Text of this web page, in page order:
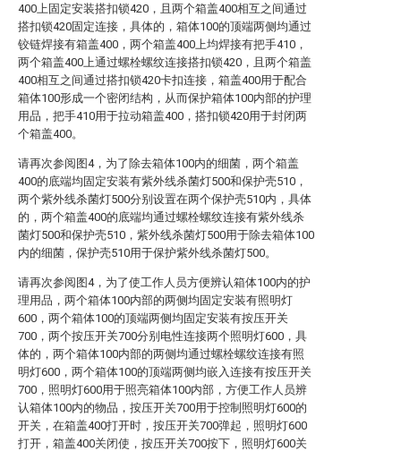
400上固定安装搭扣锁420，且两个箱盖400相互之间通过
搭扣锁420固定连接，具体的，箱体100的顶端两侧均通过
铰链焊接有箱盖400，两个箱盖400上均焊接有把手410，
两个箱盖400上通过螺栓螺纹连接搭扣锁420，且两个箱盖
400相互之间通过搭扣锁420卡扣连接，箱盖400用于配合
箱体100形成一个密闭结构，从而保护箱体100内部的护理
用品，把手410用于拉动箱盖400，搭扣锁420用于封闭两
个箱盖400。
请再次参阅图4，为了除去箱体100内的细菌，两个箱盖
400的底端均固定安装有紫外线杀菌灯500和保护壳510，
两个紫外线杀菌灯500分别设置在两个保护壳510内，具体
的，两个箱盖400的底端均通过螺栓螺纹连接有紫外线杀
菌灯500和保护壳510，紫外线杀菌灯500用于除去箱体100
内的细菌，保护壳510用于保护紫外线杀菌灯500。
请再次参阅图4，为了使工作人员方便辨认箱体100内的护
理用品，两个箱体100内部的两侧均固定安装有照明灯
600，两个箱体100的顶端两侧均固定安装有按压开关
700，两个按压开关700分别电性连接两个照明灯600，具
体的，两个箱体100内部的两侧均通过螺栓螺纹连接有照
明灯600，两个箱体100的顶端两侧均嵌入连接有按压开关
700，照明灯600用于照亮箱体100内部，方便工作人员辨
认箱体100内的物品，按压开关700用于控制照明灯600的
开关，在箱盖400打开时，按压开关700弹起，照明灯600
打开，箱盖400关闭使，按压开关700按下，照明灯600关